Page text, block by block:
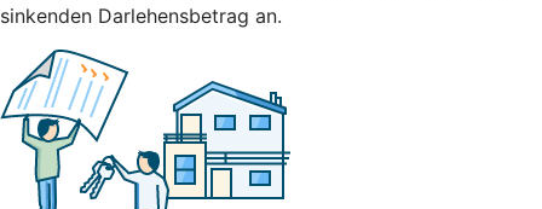
sinkenden Darlehensbetrag an.